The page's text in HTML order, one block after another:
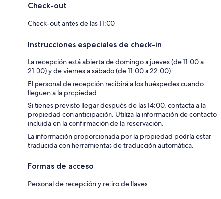
Check-out
Check-out antes de las 11:00
Instrucciones especiales de check-in
La recepción está abierta de domingo a jueves (de 11:00 a
21:00) y de viernes a sábado (de 11:00 a 22:00).
El personal de recepción recibirá a los huéspedes cuando
lleguen a la propiedad.
Si tienes previsto llegar después de las 14:00, contacta a la
propiedad con anticipación. Utiliza la información de contacto
incluida en la confirmación de la reservación.
La información proporcionada por la propiedad podría estar
traducida con herramientas de traducción automática.
Formas de acceso
Personal de recepción y retiro de llaves